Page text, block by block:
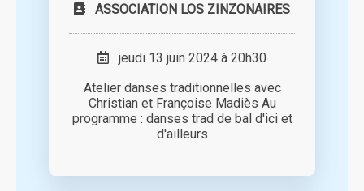
ASSOCIATION LOS ZINZONAIRES
jeudi 13 juin 2024 à 20h30
Atelier danses traditionnelles avec
Christian et Françoise Madiès Au
programme : danses trad de bal d'ici et
d'ailleurs